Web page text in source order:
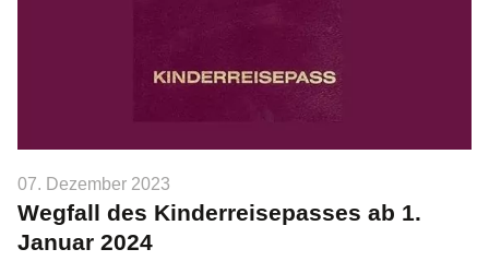
07. Dezember 2023
Wegfall des Kinderreisepasses ab 1.
Januar 2024